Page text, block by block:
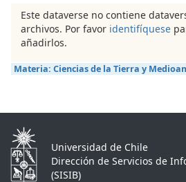
Este dataverse no contiene
archivos. Por favor identifíquese
añadirlos.
Materia: Ciencias de la Tierra y
Universidad de Chile
Dirección de Servicios de
(SISIB)